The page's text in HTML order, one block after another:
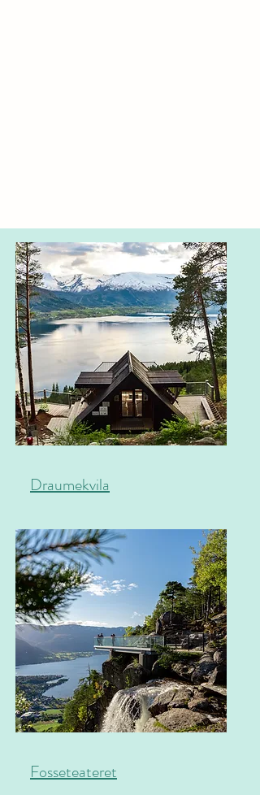
Draumekvila
Fosseteateret